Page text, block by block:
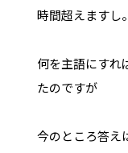
時間超えますし。
何を主語にすれ
たのですが
今のところ答え